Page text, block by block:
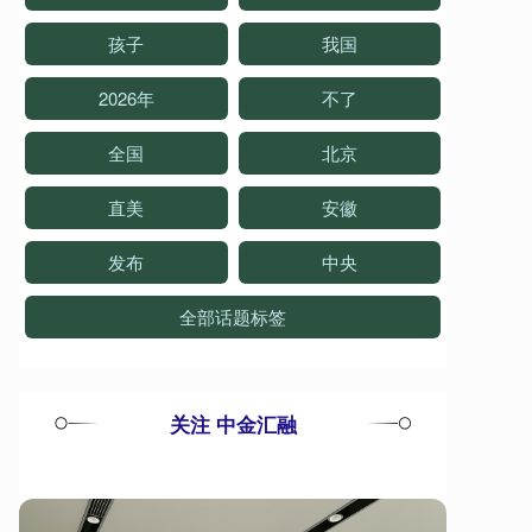
孩子 我国
2026年 不了
全国 北京
直美 安徽
发布 中央
全部话题标签
关注 中金汇融